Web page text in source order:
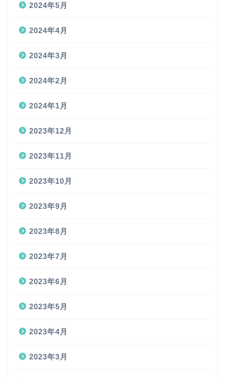
2024年5月
2024年4月
2024年3月
2024年2月
2024年1月
2023年12月
2023年11月
2023年10月
2023年9月
2023年8月
2023年7月
2023年6月
2023年5月
2023年4月
2023年3月